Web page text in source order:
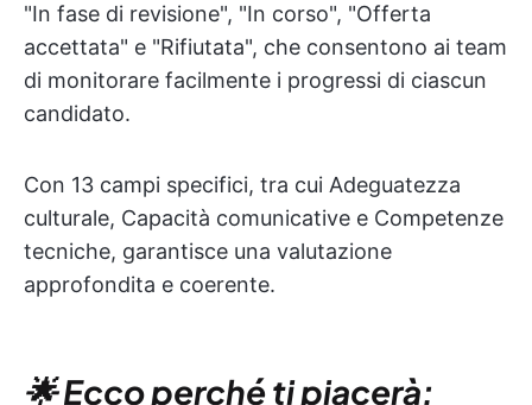
"In fase di revisione", "In corso", "Offerta
accettata" e "Rifiutata", che consentono ai team
di monitorare facilmente i progressi di ciascun
candidato.
Con 13 campi specifici, tra cui Adeguatezza
culturale, Capacità comunicative e Competenze
tecniche, garantisce una valutazione
approfondita e coerente.
🌟 Ecco perché ti piacerà: